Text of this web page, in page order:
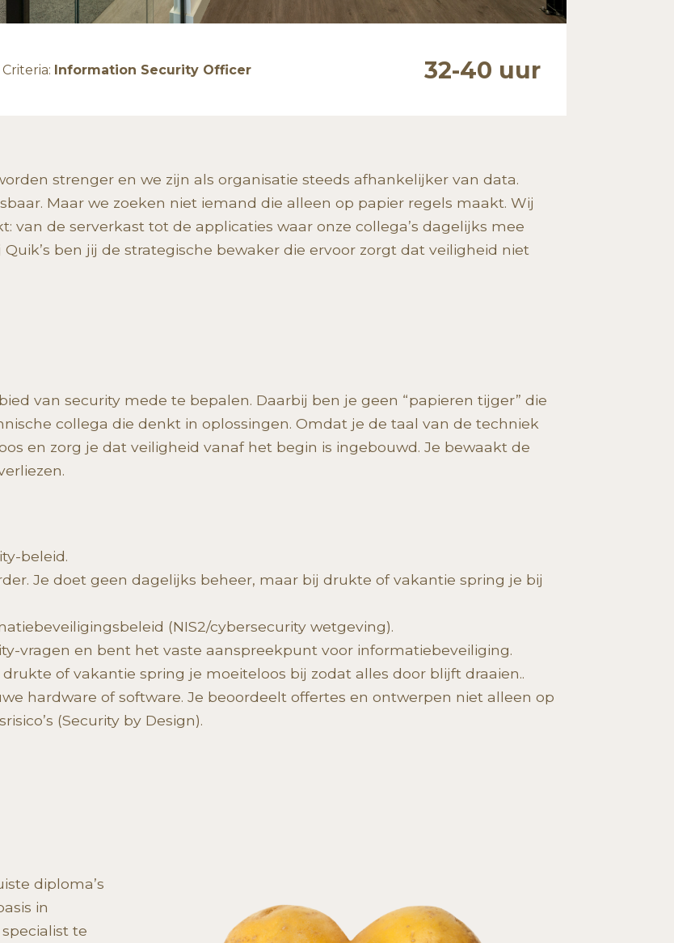
Criteria: Information Security Officer 32-40 uur
strenger en we zijn als organisatie steeds afhankelijker van data.
Maar we zoeken niet iemand die alleen op papier regels maakt. Wij
van de serverkast tot de applicaties waar onze collega’s dagelijks mee
ben jij de strategische bewaker die ervoor zorgt dat veiligheid niet
van security mede te bepalen. Daarbij ben je geen “papieren tijger” die
collega die denkt in oplossingen. Omdat je de taal van de techniek
en zorg je dat veiligheid vanaf het begin is ingebouwd. Je bewaakt de
beleid.
Je doet geen dagelijks beheer, maar bij drukte of vakantie spring je bij
(NIS2/cybersecurity wetgeving).
vragen en bent het vaste aanspreekpunt voor informatiebeveiliging.
of vakantie spring je moeiteloos bij zodat alles door blijft draaien..
hardware of software. Je beoordeelt offertes en ontwerpen niet alleen op
(Security by Design).
diploma’s
in
te